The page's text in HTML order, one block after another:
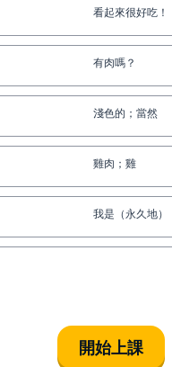
看起來很好吃！
有肉嗎？
淺色的；當然
雞肉；雞
我是（永久地）
開始上課